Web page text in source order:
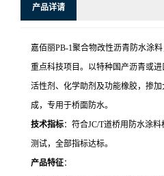
产品详请
嘉佰丽PB-1聚合物改性沥青防水涂
重点科技项目。以特种国产沥青或
活性剂、化学助剂及功能橡胶，掺
成，专用于桥面防水。
技术指标：符合JC/T道桥用防水涂
测试，全部指标达标。
产品特征：